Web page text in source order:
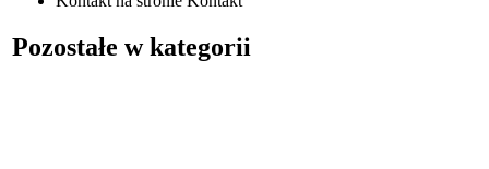
Pozostałe w kategorii